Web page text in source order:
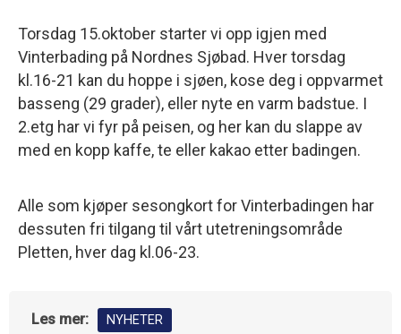
Torsdag 15.oktober starter vi opp igjen med
Vinterbading på Nordnes Sjøbad. Hver torsdag
kl.16-21 kan du hoppe i sjøen, kose deg i oppvarmet
basseng (29 grader), eller nyte en varm badstue. I
2.etg har vi fyr på peisen, og her kan du slappe av
med en kopp kaffe, te eller kakao etter badingen.
Alle som kjøper sesongkort for Vinterbadingen har
dessuten fri tilgang til vårt utetreningsområde
Pletten, hver dag kl.06-23.
Les mer: NYHETER